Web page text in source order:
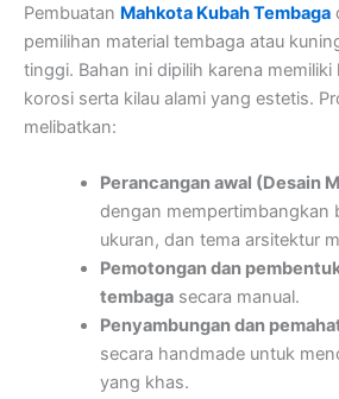
Pembuatan Mahkota Kubah Tembaga
pemilihan material tembaga atau
tinggi. Bahan ini dipilih karena
korosi serta kilau alami yang estetis.
melibatkan:
Perancangan awal (Desain
dengan mempertimbangkan
ukuran, dan tema arsitektur
Pemotongan dan
tembagasecara manual.
Penyambungan dan
secara handmade untuk
yang khas.